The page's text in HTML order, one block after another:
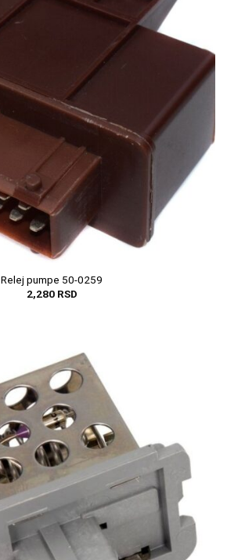
Relej pumpe 50-0259
2,280 RSD